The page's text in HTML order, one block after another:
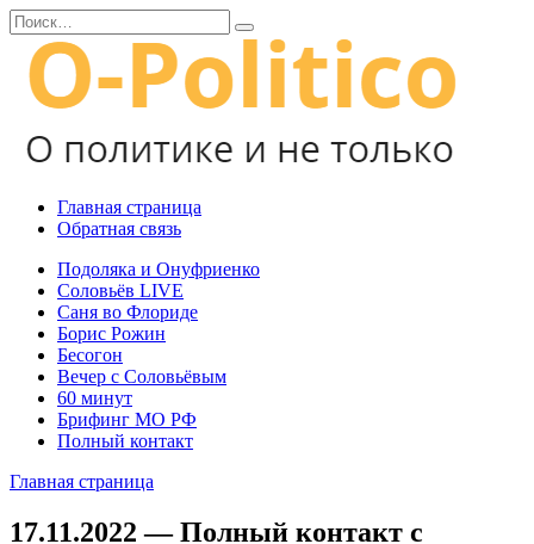
Перейти
к
содержанию
Search
for:
Главная страница
Обратная связь
Подоляка и Онуфриенко
Соловьёв LIVE
Саня во Флориде
Борис Рожин
Бесогон
Вечер с Соловьёвым
60 минут
Брифинг МО РФ
Полный контакт
Главная страница
17.11.2022 — Полный контакт с